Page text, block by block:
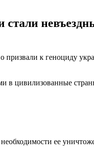
к геноциду
в цивилизованные
ее